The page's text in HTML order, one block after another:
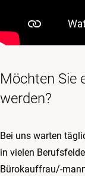
Möchten Sie
werden?
Bei uns warten
in vielen
Bürokauffrau/-